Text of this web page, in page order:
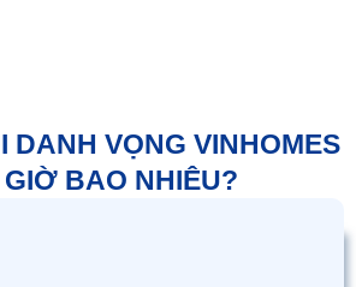
DANH VỌNG VINHOMES
BAO NHIÊU?